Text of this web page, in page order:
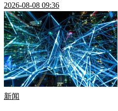
2026-08-08 09:36
新闻